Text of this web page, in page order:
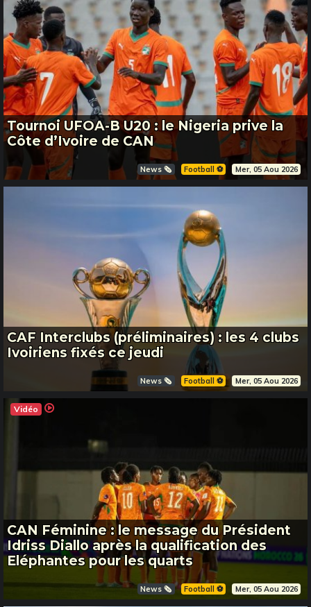
Tournoi UFOA-B U20 : le Nigeria prive la
Côte d’Ivoire de CAN
News 🗞️ Football ⚽️ Mer, 05 Aou 2026
CAF Interclubs (préliminaires) : les 4 clubs
Ivoiriens fixés ce jeudi
News 🗞️ Football ⚽️ Mer, 05 Aou 2026
Vidéo
CAN Féminine : le message du Président
Idriss Diallo après la qualification des
Eléphantes pour les quarts
News 🗞️ Football ⚽️ Mer, 05 Aou 2026